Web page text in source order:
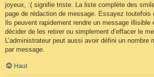
joyeux, :( signifie triste. La liste complète des
page de rédaction de message. Essayez toutefois
Ils peuvent rapidement rendre un message illisible
décider de les retirer ou simplement d’effacer le
L’administrateur peut aussi avoir défini un nombre
par message.
Haut